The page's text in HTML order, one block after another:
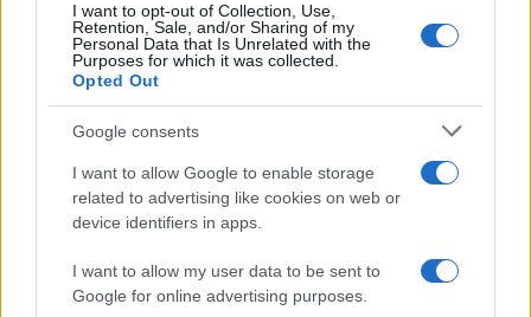
I want to opt-out of Collection, Use,
Retention, Sale, and/or Sharing of my
Personal Data that Is Unrelated with the
Purposes for which it was collected.
Opted Out
Google consents
I want to allow Google to enable storage
related to advertising like cookies on web or
device identifiers in apps.
I want to allow my user data to be sent to
Google for online advertising purposes.
CHI
SIAMO
PARTNERSHIP E
ACCREDITAMENTI